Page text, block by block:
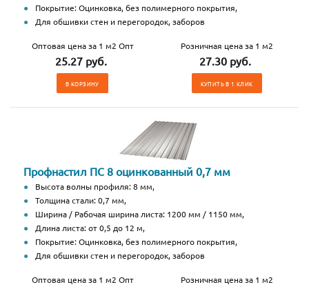
Покрытие: Оцинковка, без полимерного покрытия,
Для обшивки стен и перегородок, заборов
Оптовая цена за 1 м2 Опт
25.27 руб.
В КОРЗИНУ
Розничная цена за 1 м2
27.30 руб.
КУПИТЬ В 1 КЛИК
Профнастил ПС 8 оцинкованный 0,7 мм
Высота волны профиля: 8 мм,
Толщина стали: 0,7 мм,
Ширина / Рабочая ширина листа: 1200 мм / 1150 мм,
Длина листа: от 0,5 до 12 м,
Покрытие: Оцинковка, без полимерного покрытия,
Для обшивки стен и перегородок, заборов
Оптовая цена за 1 м2 Опт Розничная цена за 1 м2